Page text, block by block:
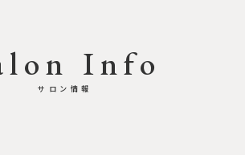
Info
サロン情報